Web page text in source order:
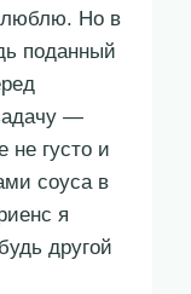
люблю. Но в
поданный
—
не густо и
соуса в
я
другой